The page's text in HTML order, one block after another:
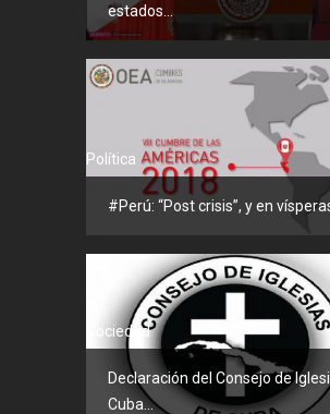
estados...
Política
#Perú: “Post crisis”, y en vísperas
Sociedad
Declaración del Consejo de
Cuba...